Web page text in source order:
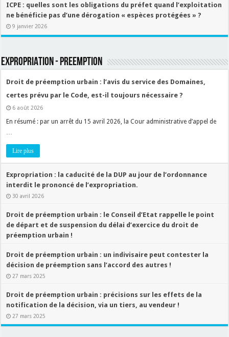
ICPE : quelles sont les obligations du préfet quand l’exploitation
ne bénéficie pas d’une dérogation « espèces protégées » ?
9 janvier 2026
EXPROPRIATION - PREEMPTION
Droit de préemption urbain : l’avis du service des Domaines,
certes prévu par le Code, est-il toujours nécessaire ?
6 août 2026
En résumé : par un arrêt du 15 avril 2026, la Cour administrative d’appel de
…
Lire plus
Expropriation : la caducité de la DUP au jour de l’ordonnance
interdit le prononcé de l’expropriation.
30 avril 2026
Droit de préemption urbain : le Conseil d’Etat rappelle le point
de départ et de suspension du délai d’exercice du droit de
préemption urbain !
Droit de préemption urbain : un indivisaire peut contester la
décision de préemption sans l’accord des autres !
27 mars 2025
Droit de préemption urbain : précisions sur les effets de la
notification de la décision, via un tiers, au vendeur !
27 mars 2025